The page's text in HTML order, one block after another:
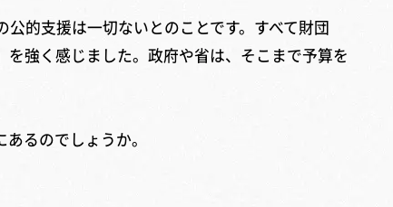
的支援は一切ないとのことです。すべて財団
強く感じました。政府や省は、そこまで予算を
るのでしょうか。